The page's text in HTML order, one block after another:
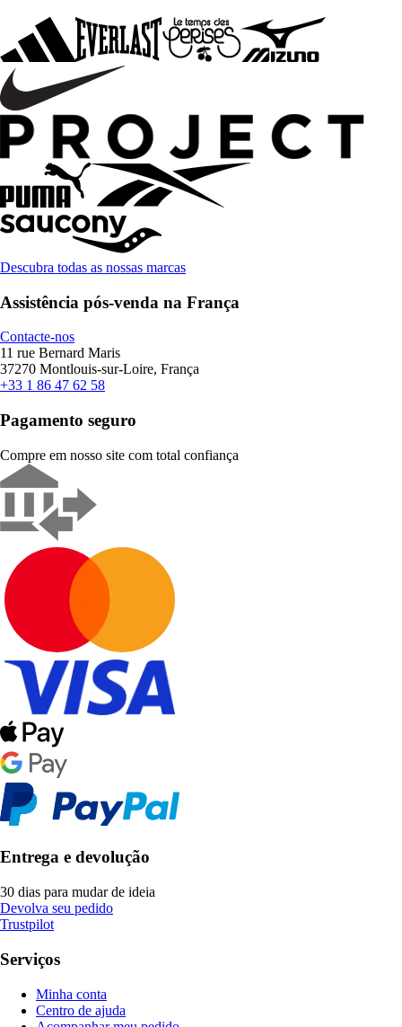
Descubra todas as nossas marcas
Assistência pós-venda na França
Contacte-nos
11 rue Bernard Maris
37270 Montlouis-sur-Loire, França
+33 1 86 47 62 58
Pagamento seguro
Compre em nosso site com total confiança
Entrega e devolução
30 dias para mudar de ideia
Devolva seu pedido
Trustpilot
Serviços
Minha conta
Centro de ajuda